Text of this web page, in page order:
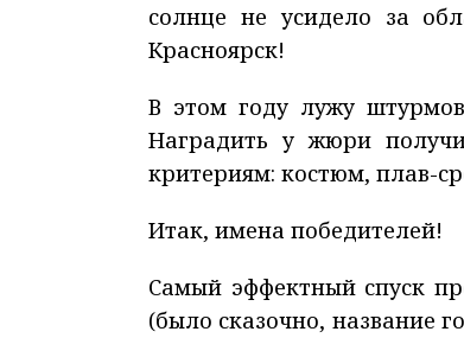
солнце не усидело за
Красноярск!
В этом году лужу
Наградить у жюри
критериям: костюм, плав-
Итак, имена победителей!
Самый эффектный спуск
(было сказочно, название